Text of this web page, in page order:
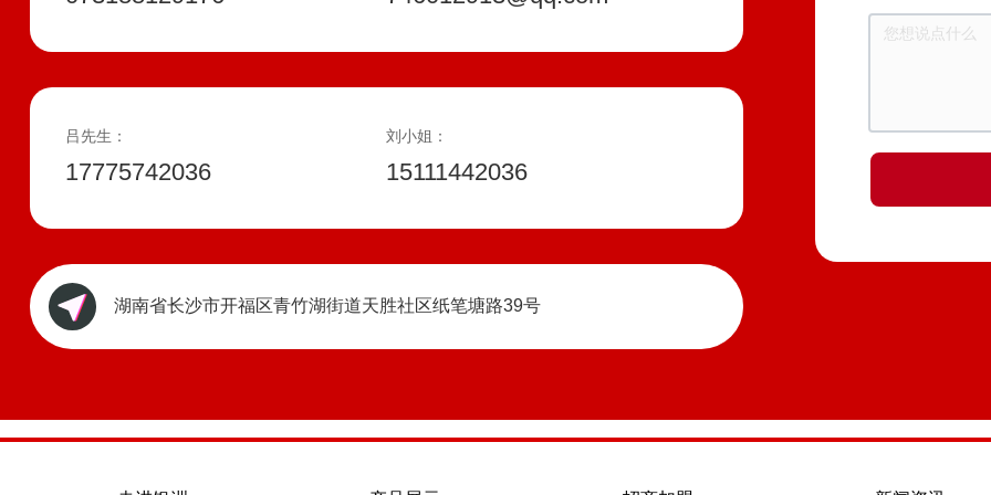
吕先生：
17775742036
刘小姐：
15111442036
湖南省长沙市开福区青竹湖街道天胜社区纸笔塘路39号